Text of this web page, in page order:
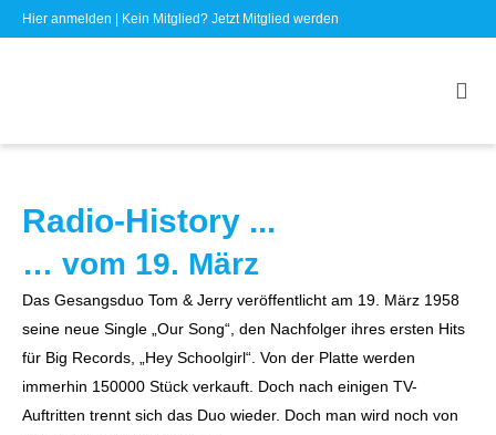
Hier anmelden | Kein Mitglied? Jetzt Mitglied werden
Radio-History ...
… vom 19. März
Das Gesangsduo Tom & Jerry veröffentlicht am 19. März 1958
seine neue Single „Our Song“, den Nachfolger ihres ersten Hits
für Big Records, „Hey Schoolgirl“. Von der Platte werden
immerhin 150000 Stück verkauft. Doch nach einigen TV-
Auftritten trennt sich das Duo wieder. Doch man wird noch von